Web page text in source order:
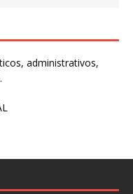
administrativos,